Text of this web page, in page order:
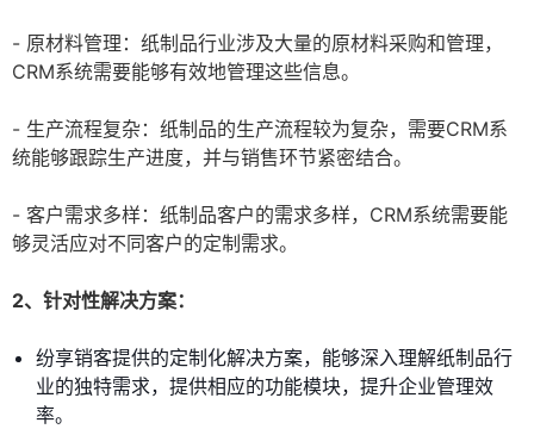
- 原材料管理：纸制品行业涉及大量的原材料采购和管理，
CRM系统需要能够有效地管理这些信息。
- 生产流程复杂：纸制品的生产流程较为复杂，需要CRM系
统能够跟踪生产进度，并与销售环节紧密结合。
- 客户需求多样：纸制品客户的需求多样，CRM系统需要能
够灵活应对不同客户的定制需求。
2、针对性解决方案：
纷享销客提供的定制化解决方案，能够深入理解纸制品行
业的独特需求，提供相应的功能模块，提升企业管理效
率。